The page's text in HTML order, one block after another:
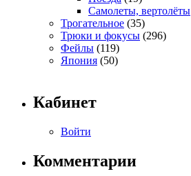
Самолеты, вертолёты
Трогательное (35)
Трюки и фокусы (296)
Фейлы (119)
Япония (50)
Кабинет
Войти
Комментарии